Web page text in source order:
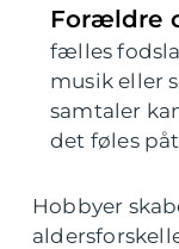
Forældre
fælles
musik eller
samtaler
det føles
Hobbyer